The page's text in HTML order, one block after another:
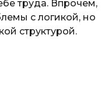
труда. Впрочем,
с логикой, но
структурой.